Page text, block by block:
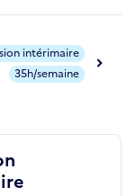
intérimaire
35h/semaine